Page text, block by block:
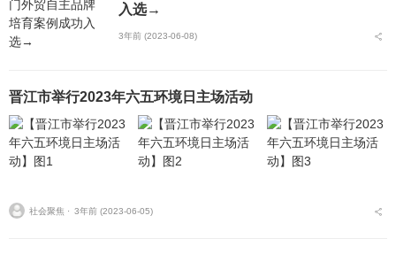
入选→
3年前 (2023-06-08)
晋江市举行2023年六五环境日主场活动
社会聚焦 ⋅ 3年前 (2023-06-05)